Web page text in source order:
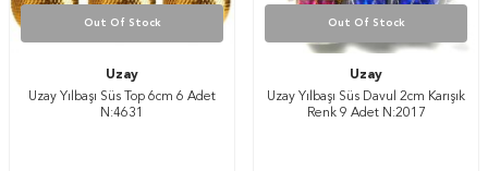
Out Of Stock
Uzay
Uzay Yılbaşı Süs Top 6cm 6 Adet
N:4631
Out Of Stock
Uzay
Uzay Yılbaşı Süs Davul 2cm Karışık
Renk 9 Adet N:2017